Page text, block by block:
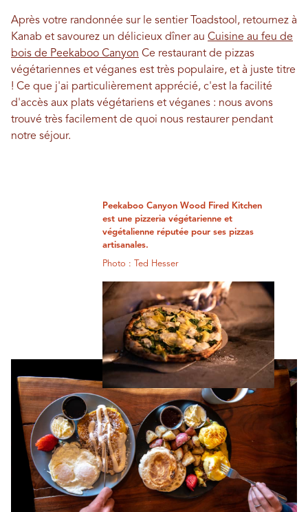
Après votre randonnée sur le sentier Toadstool, retournez à
Kanab et savourez un délicieux dîner au Cuisine au feu de
bois de Peekaboo Canyon Ce restaurant de pizzas
végétariennes et véganes est très populaire, et à juste titre
! Ce que j'ai particulièrement apprécié, c'est la facilité
d'accès aux plats végétariens et véganes : nous avons
trouvé très facilement de quoi nous restaurer pendant
notre séjour.
Peekaboo Canyon Wood Fired Kitchen
est une pizzeria végétarienne et
végétalienne réputée pour ses pizzas
artisanales.
Photo : Ted Hesser